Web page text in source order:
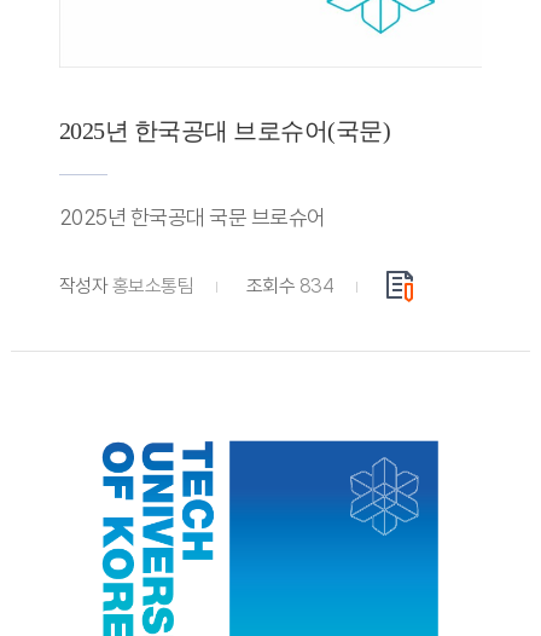
2025년 한국공대 브로슈어(국문)
2025년 한국공대 국문 브로슈어
작성자홍보소통팀 조회수 834